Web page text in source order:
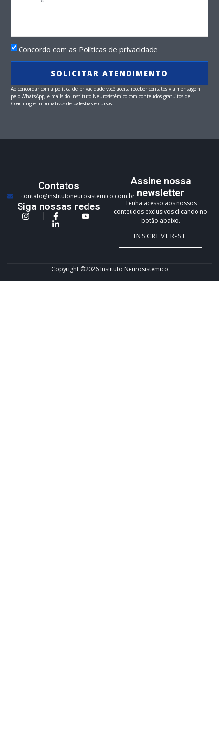
Concordo com as Políticas de privacidade
SOLICITAR ATENDIMENTO
Ao concordar com a política de privacidade você aceita receber contatos via mensagem
pelo WhatsApp, e-mails do Instituto Neurosistêmico com conteúdos gratuitos de
Coaching e informativos de palestras e cursos.
Contatos
contato@institutoneurosistemico.com.br
Siga nossas redes
Assine nossa
newsletter
Tenha acesso aos nossos
conteúdos exclusivos clicando no
botão abaixo.
INSCREVER-SE
Copyright ©2026 Instituto Neurosistemico